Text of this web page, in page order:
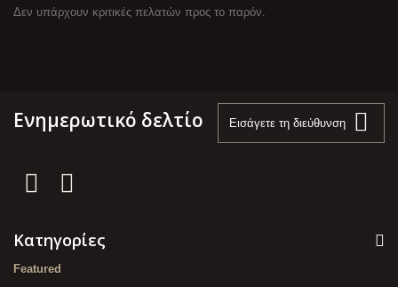
Δεν υπάρχουν κριτικές πελατών προς το παρόν.
Ενημερωτικό δελτίο
Κατηγορίες
Featured